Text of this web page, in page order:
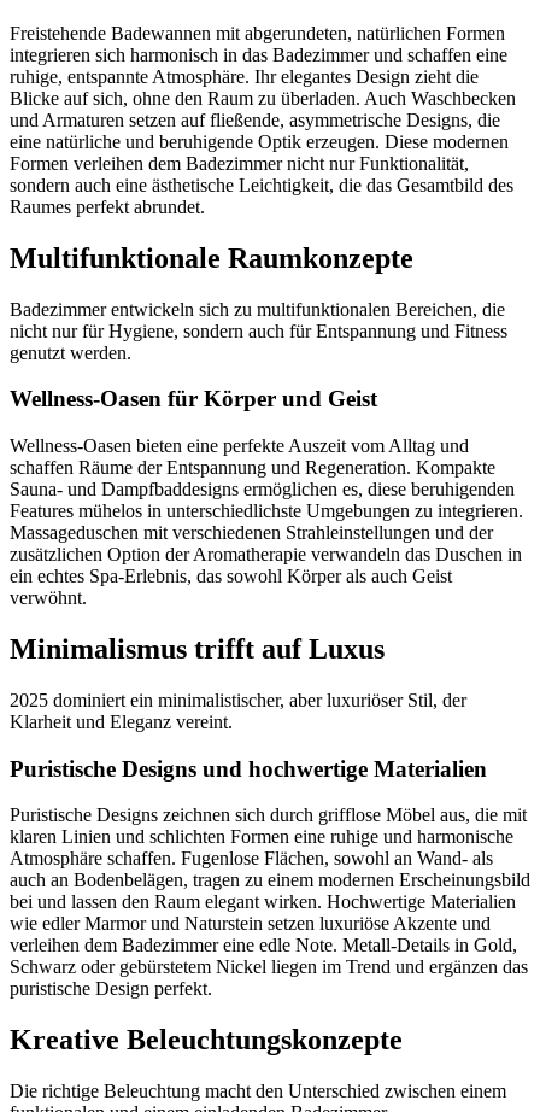
Freistehende Badewannen mit abgerundeten, natürlichen Formen
integrieren sich harmonisch in das Badezimmer und schaffen eine
ruhige, entspannte Atmosphäre. Ihr elegantes Design zieht die
Blicke auf sich, ohne den Raum zu überladen. Auch Waschbecken
und Armaturen setzen auf fließende, asymmetrische Designs, die
eine natürliche und beruhigende Optik erzeugen. Diese modernen
Formen verleihen dem Badezimmer nicht nur Funktionalität,
sondern auch eine ästhetische Leichtigkeit, die das Gesamtbild des
Raumes perfekt abrundet.
Multifunktionale Raumkonzepte
Badezimmer entwickeln sich zu multifunktionalen Bereichen, die
nicht nur für Hygiene, sondern auch für Entspannung und Fitness
genutzt werden.
Wellness-Oasen für Körper und Geist
Wellness-Oasen bieten eine perfekte Auszeit vom Alltag und
schaffen Räume der Entspannung und Regeneration. Kompakte
Sauna- und Dampfbaddesigns ermöglichen es, diese beruhigenden
Features mühelos in unterschiedlichste Umgebungen zu integrieren.
Massageduschen mit verschiedenen Strahleinstellungen und der
zusätzlichen Option der Aromatherapie verwandeln das Duschen in
ein echtes Spa-Erlebnis, das sowohl Körper als auch Geist
verwöhnt.
Minimalismus trifft auf Luxus
2025 dominiert ein minimalistischer, aber luxuriöser Stil, der
Klarheit und Eleganz vereint.
Puristische Designs und hochwertige Materialien
Puristische Designs zeichnen sich durch grifflose Möbel aus, die mit
klaren Linien und schlichten Formen eine ruhige und harmonische
Atmosphäre schaffen. Fugenlose Flächen, sowohl an Wand- als
auch an Bodenbelägen, tragen zu einem modernen Erscheinungsbild
bei und lassen den Raum elegant wirken. Hochwertige Materialien
wie edler Marmor und Naturstein setzen luxuriöse Akzente und
verleihen dem Badezimmer eine edle Note. Metall-Details in Gold,
Schwarz oder gebürstetem Nickel liegen im Trend und ergänzen das
puristische Design perfekt.
Kreative Beleuchtungskonzepte
Die richtige Beleuchtung macht den Unterschied zwischen einem